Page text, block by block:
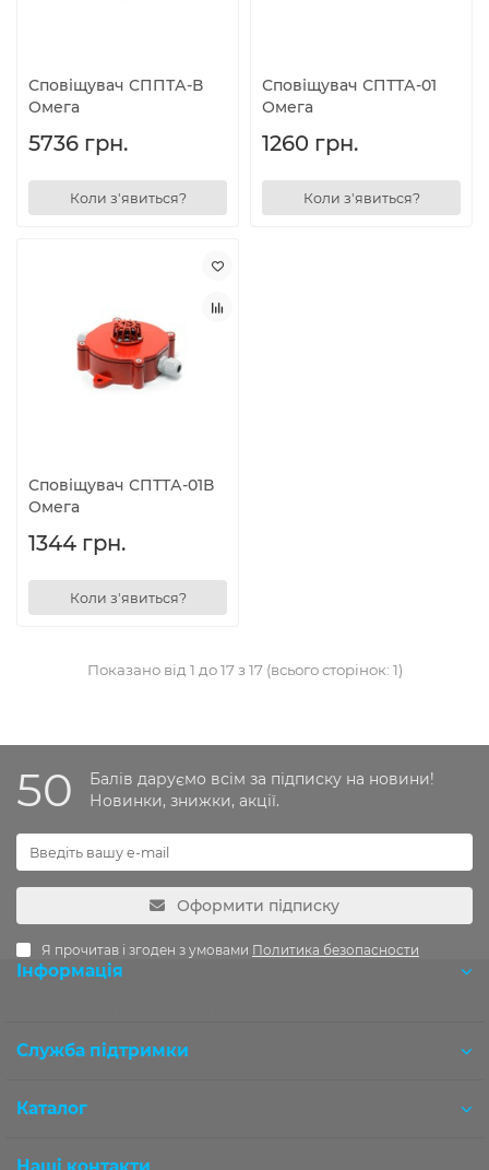
Сповіщувач СППТА-В
Омега
5736 грн.
Коли з'явиться?
Сповіщувач СПТТА-01
Омега
1260 грн.
Коли з'явиться?
Сповіщувач СПТТА-01В
Омега
1344 грн.
Коли з'явиться?
Показано від 1 до 17 з 17 (всього сторінок: 1)
50
Балів даруємо всім за підписку на новини!
Новинки, знижки, акції.
Оформити підписку
Я прочитав і згоден з умовами Политика безопасности
Інформація
Служба підтримки
Каталог